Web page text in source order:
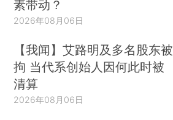
素带动？
2026年08月06日
【我闻】艾路明及多名股东被
拘 当代系创始人因何此时被
清算
2026年08月06日